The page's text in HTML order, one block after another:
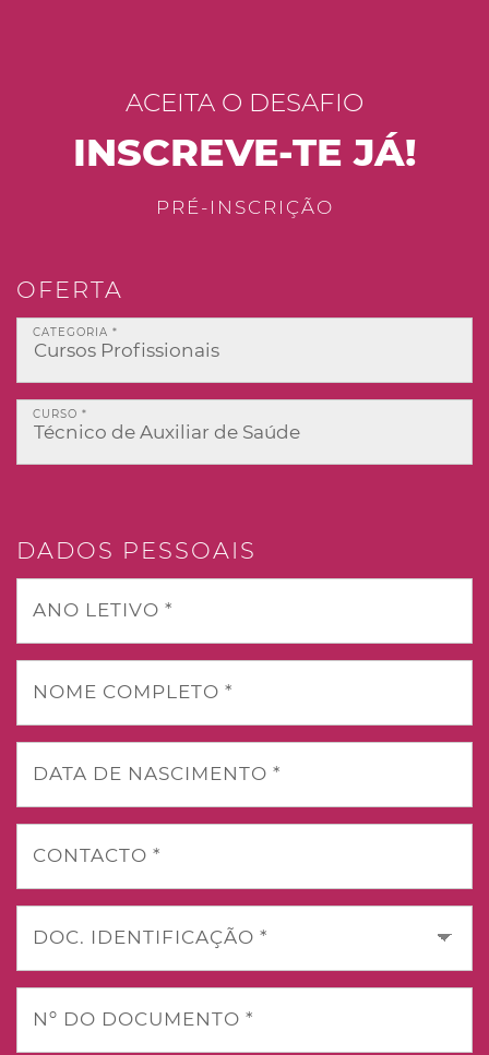
ACEITA O DESAFIO
INSCREVE-TE JÁ!
PRÉ-INSCRIÇÃO
OFERTA
CATEGORIA *
CURSO *
DADOS PESSOAIS
ANO LETIVO *
NOME COMPLETO *
DATA DE NASCIMENTO *
CONTACTO *
DOC. IDENTIFICAÇÃO *
Nº DO DOCUMENTO *